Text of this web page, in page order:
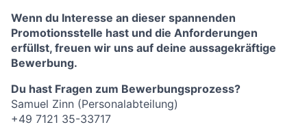
Wenn du Interesse an dieser spannenden
Promotionsstelle hast und die Anforderungen
erfüllst, freuen wir uns auf deine aussagekräftige
Bewerbung.
Du hast Fragen zum Bewerbungsprozess?
Samuel Zinn (Personalabteilung)
+49 7121 35-33717